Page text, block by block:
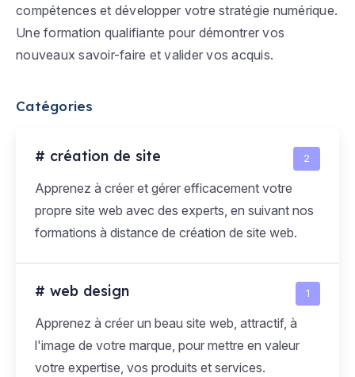
compétences et développer votre stratégie numérique.
Une formation qualifiante pour démontrer vos
nouveaux savoir-faire et valider vos acquis.
Catégories
# création de site 2
Apprenez à créer et gérer efficacement votre
propre site web avec des experts, en suivant nos
formations à distance de création de site web.
# web design 1
Apprenez à créer un beau site web, attractif, à
l'image de votre marque, pour mettre en valeur
votre expertise, vos produits et services.